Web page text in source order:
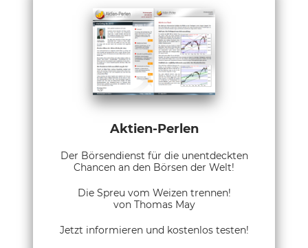
Aktien-Perlen
Der Börsendienst für die unentdeckten
Chancen an den Börsen der Welt!
Die Spreu vom Weizen trennen!
von Thomas May
Jetzt informieren und kostenlos testen!